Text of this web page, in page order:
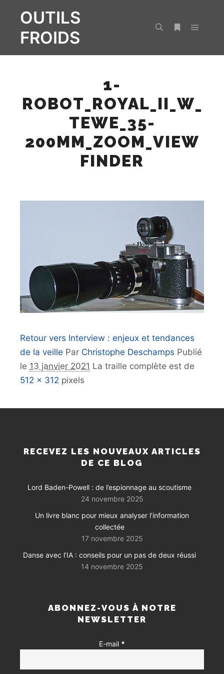
OUTILS
FROIDS
1-
ROBOT_ROYAL_II_W_
TEWE_35-
200MM_ZOOM_VIEW
FINDER
Retour vers Interview : enjeux et tendances
de la veille Par Christophe Deschamps Publié
le 13 janvier 2021 La traille complète est de
512 × 312 pixels
RECEVEZ LES NOUVEAUX ARTICLES
DE CE BLOG
Lord Baden-Powell : de l’espionnage au scoutisme
24 novembre 2025
Un livre blanc pour mieux analyser l’information
collectée
17 novembre 2025
Danse avec l’IA : conseils pour un pas de deux réussi
14 novembre 2025
ABONNEZ-VOUS À NOTRE
NEWSLETTER
E-mail *